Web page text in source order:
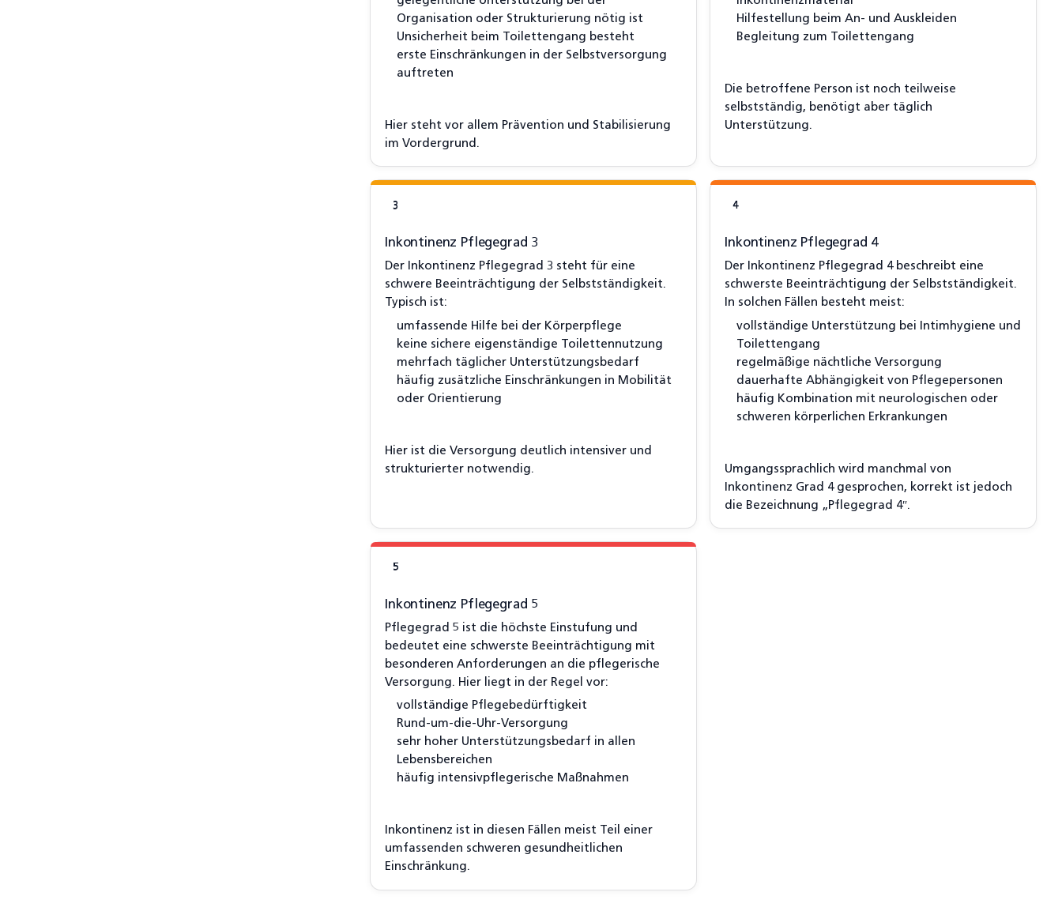
Organisation oder Strukturierung nötig ist
Unsicherheit beim Toilettengang besteht
erste Einschränkungen in der Selbstversorgung
auftreten
Hier steht vor allem Prävention und Stabilisierung
im Vordergrund.
Hilfestellung beim An- und Auskleiden
Begleitung zum Toilettengang
Die betroffene Person ist noch teilweise
selbstständig, benötigt aber täglich
Unterstützung.
3
Inkontinenz Pflegegrad 3
Der Inkontinenz Pflegegrad 3 steht für eine
schwere Beeinträchtigung der Selbstständigkeit.
Typisch ist:
umfassende Hilfe bei der Körperpflege
keine sichere eigenständige Toilettennutzung
mehrfach täglicher Unterstützungsbedarf
häufig zusätzliche Einschränkungen in Mobilität
oder Orientierung
Hier ist die Versorgung deutlich intensiver und
strukturierter notwendig.
4
Inkontinenz Pflegegrad 4
Der Inkontinenz Pflegegrad 4 beschreibt eine
schwerste Beeinträchtigung der Selbstständigkeit.
In solchen Fällen besteht meist:
vollständige Unterstützung bei Intimhygiene und
Toilettengang
regelmäßige nächtliche Versorgung
dauerhafte Abhängigkeit von Pflegepersonen
häufig Kombination mit neurologischen oder
schweren körperlichen Erkrankungen
Umgangssprachlich wird manchmal von
Inkontinenz Grad 4 gesprochen, korrekt ist jedoch
die Bezeichnung „Pflegegrad 4″.
5
Inkontinenz Pflegegrad 5
Pflegegrad 5 ist die höchste Einstufung und
bedeutet eine schwerste Beeinträchtigung mit
besonderen Anforderungen an die pflegerische
Versorgung. Hier liegt in der Regel vor:
vollständige Pflegebedürftigkeit
Rund-um-die-Uhr-Versorgung
sehr hoher Unterstützungsbedarf in allen
Lebensbereichen
häufig intensivpflegerische Maßnahmen
Inkontinenz ist in diesen Fällen meist Teil einer
umfassenden schweren gesundheitlichen
Einschränkung.